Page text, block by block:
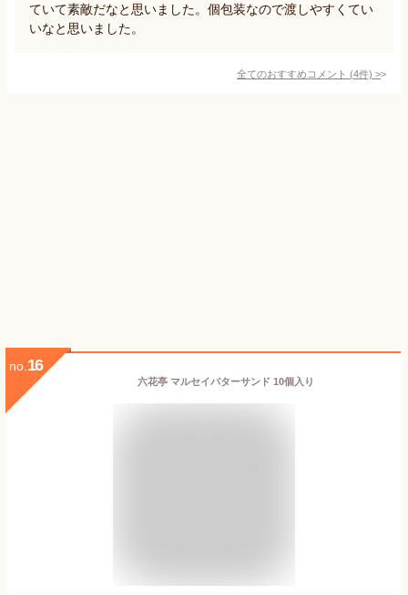
ていて素敵だなと思いました。個包装なので渡しやすくてい
いなと思いました。
全てのおすすめコメント (4件) >
no. 16
六花亭 マルセイバターサンド 10個入り